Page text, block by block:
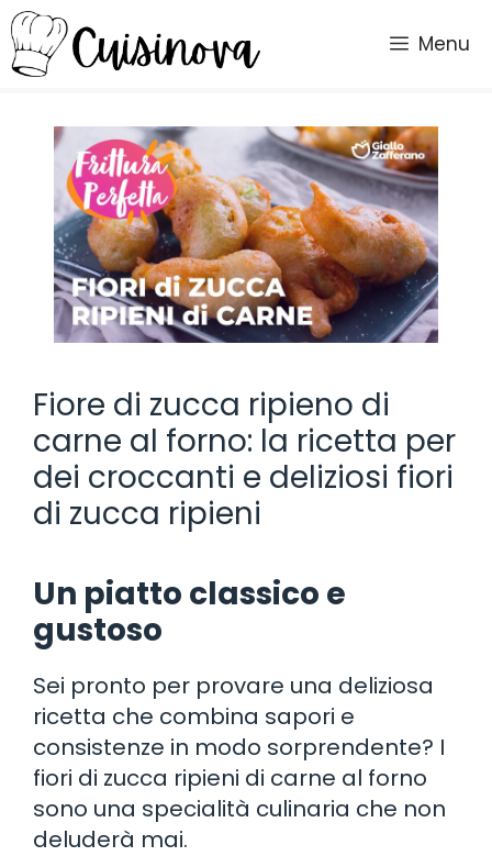
Vai
al
contenuto
Menu
Fiore di zucca ripieno di
carne al forno: la ricetta per
dei croccanti e deliziosi fiori
di zucca ripieni
Un piatto classico e
gustoso
Sei pronto per provare una deliziosa
ricetta che combina sapori e
consistenze in modo sorprendente? I
fiori di zucca ripieni di carne al forno
sono una specialità culinaria che non
deluderà mai.